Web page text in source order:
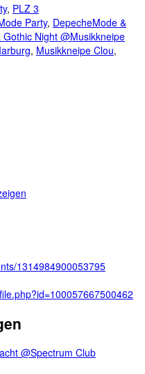
, PLZ 3
Party, DepecheMode &
Night @Musikkneipe
, Musikkneipe Clou,
1314984900053795